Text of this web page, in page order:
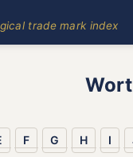
trade mark index
F G H I